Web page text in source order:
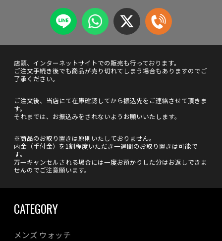
店頭、インターネットサイトでの販売も行っております。
ご注文手続き後でも商品が売り切れてしまう場合もありますのでご
了承ください。
ご注文後、当店にて在庫確認してから振込先をご連絡させて頂きま
す。
それまでは、お振込みをされないようお願いいたします。
※商品のお取り置きは原則いたしておりません。
内金（手付金）を1割程度いただき一週間のお取り置きは可能で
す。
万一キャンセルされる場合には一度お預かりした分はお返しできま
せんのでご注意願います。
CATEGORY
メンズ ウォッチ